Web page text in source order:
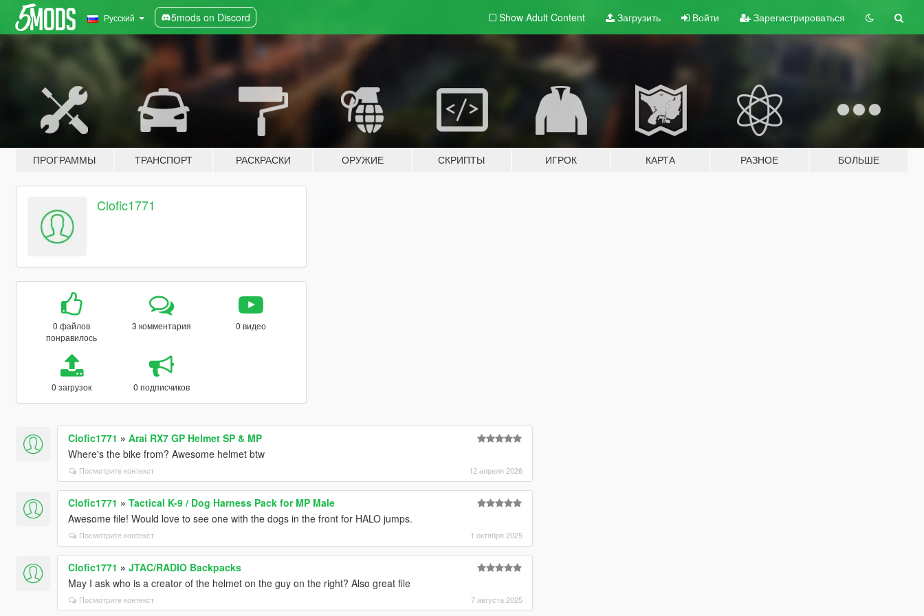
Русский 5mods on Discord Show Adult Content Загрузить Войти Зарегистрироваться
ПРОГРАММЫ ТРАНСПОРТ РАСКРАСКИ ОРУЖИЕ СКРИПТЫ ИГРОК КАРТА РАЗНОЕ БОЛЬШЕ
Clofic1771
0 файлов
понравилось
3 комментария 0 видео
0 загрузок 0 подписчиков
Clofic1771 » Arai RX7 GP Helmet SP & MP
Where's the bike from? Awesome helmet btw
Посмотрите контекст 12 апреля 2026
Clofic1771 » Tactical K-9 / Dog Harness Pack for MP Male
Awesome file! Would love to see one with the dogs in the front for HALO jumps.
Посмотрите контекст 1 октября 2025
Clofic1771 » JTAC/RADIO Backpacks
May I ask who is a creator of the helmet on the guy on the right? Also great file
Посмотрите контекст 7 августа 2025